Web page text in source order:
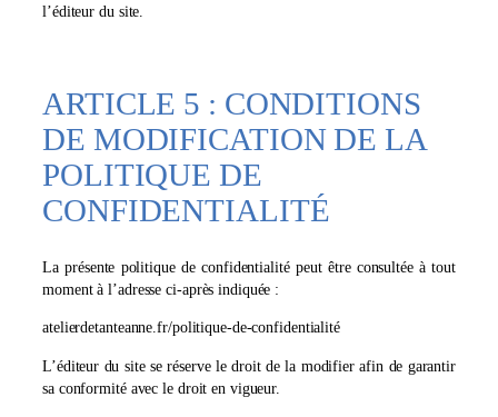
l’éditeur du site.
ARTICLE 5 : CONDITIONS
DE MODIFICATION DE LA
POLITIQUE DE
CONFIDENTIALITÉ
La présente politique de confidentialité peut être consultée à tout
moment à l’adresse ci-après indiquée :
atelierdetanteanne.fr/politique-de-confidentialité
L’éditeur du site se réserve le droit de la modifier afin de garantir
sa conformité avec le droit en vigueur.